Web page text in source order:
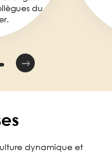
du
dynamique et